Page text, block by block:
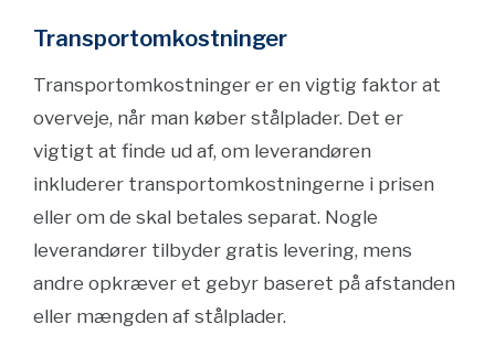
Transportomkostninger
Transportomkostninger er en vigtig faktor at
overveje, når man køber stålplader. Det er
vigtigt at finde ud af, om leverandøren
inkluderer transportomkostningerne i prisen
eller om de skal betales separat. Nogle
leverandører tilbyder gratis levering, mens
andre opkræver et gebyr baseret på afstanden
eller mængden af stålplader.